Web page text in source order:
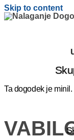
Skip to content
Ta dogodek je minil.